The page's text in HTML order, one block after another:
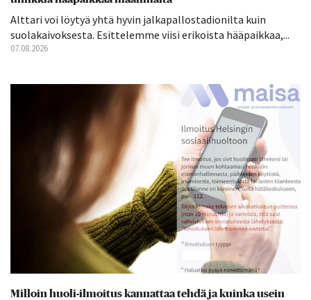
Alttari voi löytyä yhtä hyvin jalkapallostadionilta kuin
suolakaivoksesta. Esittelemme viisi erikoista hääpaikkaa,...
07.08.2026
Milloin huoli-ilmoitus kannattaa tehdä ja kuinka usein